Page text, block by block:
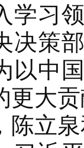
学习
决策
以中
更大
立泉